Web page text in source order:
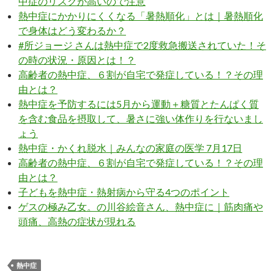
熱中症にかかりにくくなる「暑熱順化」とは｜暑熱順化
で身体はどう変わるか？
#所ジョージ さんは熱中症で2度救急搬送されていた！そ
の時の状況・原因とは！？
高齢者の熱中症、６割が自宅で発症している！？その理
由とは？
熱中症を予防するには5月から運動＋糖質とたんぱく質
を含む食品を摂取して、暑さに強い体作りを行ないまし
ょう
熱中症・かくれ脱水｜みんなの家庭の医学 7月17日
高齢者の熱中症、６割が自宅で発症している！？その理
由とは？
子どもを熱中症・熱射病から守る4つのポイント
ゲスの極み乙女。の川谷絵音さん、熱中症に｜筋肉痛や
頭痛、高熱の症状が現れる
熱中症